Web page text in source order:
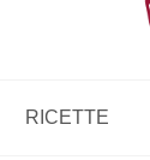
RICETTE